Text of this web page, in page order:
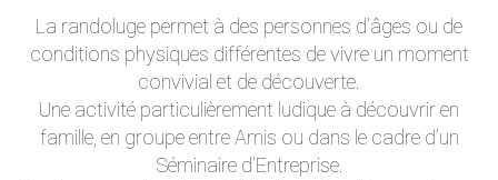
La randoluge permet à des personnes d’âges ou de
conditions physiques différentes de vivre un moment
convivial et de découverte.
Une activité particulièrement ludique à découvrir en
famille, en groupe entre Amis ou dans le cadre d’un
Séminaire d’Entreprise.